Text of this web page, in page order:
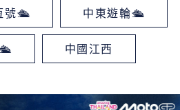
號🛳 中東遊輪🛳
🛳 中國江西